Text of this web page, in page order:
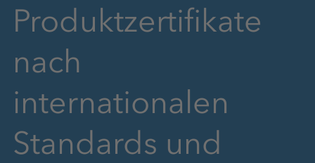
Produktzertifikate
nach
internationalen
Standards und